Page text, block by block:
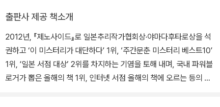
는다』가 드라마로 제작되었을 때는 직접 각본을 담당했으며, 그중 한
에피소드인 「3시간 후 나는 죽는다」의 연출을 맡기도 했다. 2011년
출간된 대작 『제노사이드』로 야마다 후타로상과 일본 추리작가협회
상을 수상하고 ‘이 미스터리가 대단하다’, ‘주간문춘 미스터리 베스트
10’ 랭킹 1위와 일본 전역의 서점 직원이 직접 가장 추천하고 싶은 책
출판사 제공 책소개
2012년, 『제노사이드』로 일본추리작가협회상·야마다후타로상을 석
권하고 ‘이 미스터리가 대단하다’ 1위, ‘주간문춘 미스터리 베스트10’
1위, ‘일본 서점 대상’ 2위를 차지하는 기염을 토해 내며, 국내 파워블
로거가 뽑은 올해의 책 1위, 인터넷 서점 올해의 책에 오르는 등의 저